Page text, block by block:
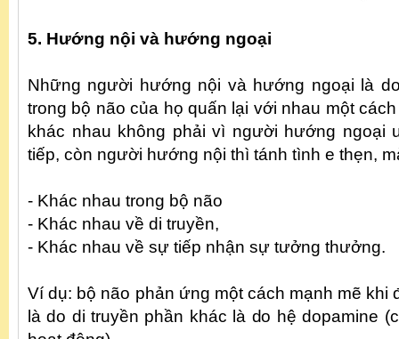
5. Hướng nội và hướng ngoại
Những người hướng nội và hướng ngoại là
trong bộ não của họ quấn lại với nhau một
khác nhau không phải vì người hướng ngoại
tiếp, còn người hướng nội thì tánh tình e thẹn,
- Khác nhau trong bộ não
- Khác nhau về di truyền,
- Khác nhau về sự tiếp nhận sự tưởng thưởng.
Ví dụ: bộ não phản ứng một cách mạnh mẽ khi
là do di truyền phần khác là do hệ dopamine